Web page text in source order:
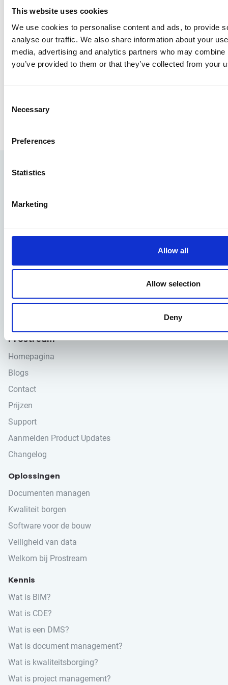
This website uses cookies
We use cookies to personalise content and ads, to provide
analyse our traffic. We also share information about your
media, advertising and analytics partners who may
you’ve provided to them or that they’ve collected from your
Selection
Necessary
Preferences
Statistics
Marketing
Allow all
Allow selection
Deny
Pro4all Cloud Services B.V
3447GM Woerden
info@prostream.app
KVK: 65001974
BTW: NL855941625B01
Prostream
Homepagina
Blogs
Contact
Prijzen
Support
Aanmelden Product Updates
Changelog
Oplossingen
Documenten managen
Kwaliteit borgen
Software voor de bouw
Veiligheid van data
Welkom bij Prostream
Kennis
Wat is BIM?
Wat is CDE?
Wat is een DMS?
Wat is document management?
Wat is kwaliteitsborging?
Wat is project management?